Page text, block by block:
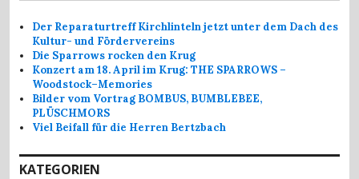
Der Reparaturtreff Kirchlinteln jetzt unter dem Dach des
Kultur- und Fördervereins
Die Sparrows rocken den Krug
Konzert am 18. April im Krug: THE SPARROWS –
Woodstock–Memories
Bilder vom Vortrag BOMBUS, BUMBLEBEE,
PLÜSCHMORS
Viel Beifall für die Herren Bertzbach
KATEGORIEN